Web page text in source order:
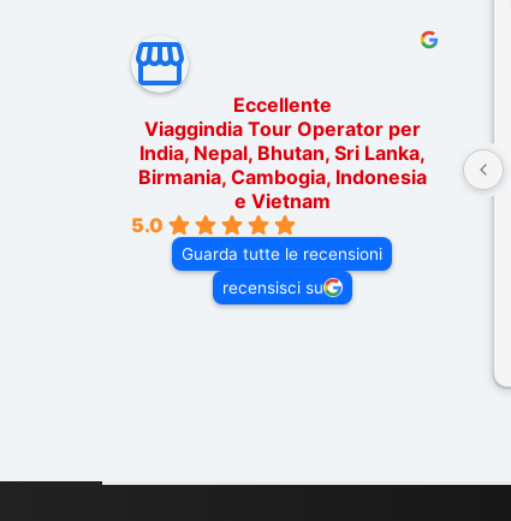
Eccellente
Viaggindia Tour Operator per
India, Nepal, Bhutan, Sri Lanka,
Birmania, Cambogia, Indonesia
e Vietnam
5.0
Guarda tutte le recensioni
recensisci su